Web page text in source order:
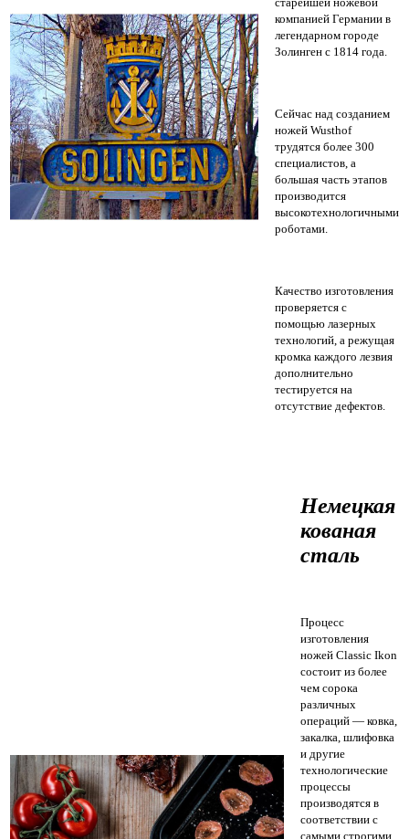
компанией Германии в
легендарном городе
Золинген с 1814 года.
Сейчас над созданием
ножей Wusthof
трудятся более 300
специалистов, а
большая часть этапов
производится
высокотехнологичными
роботами.
Качество изготовления
проверяется с
помощью лазерных
технологий, а режущая
кромка каждого лезвия
дополнительно
тестируется на
отсутствие дефектов.
Немецкая
кованая
сталь
Процесс
изготовления
ножей Classic Ikon
состоит из более
чем сорока
различных
операций — ковка,
закалка, шлифовка
и другие
технологические
процессы
производятся в
соответствии с
самыми строгими